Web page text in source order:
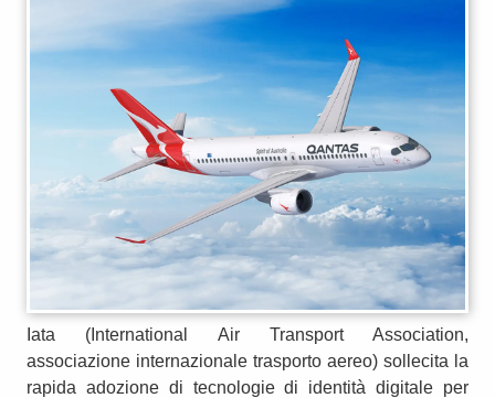
Iata (International Air Transport Association,
associazione internazionale trasporto aereo) sollecita la
rapida adozione di tecnologie di identità digitale per